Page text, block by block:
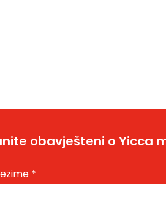
obavješteni o Yicca
*